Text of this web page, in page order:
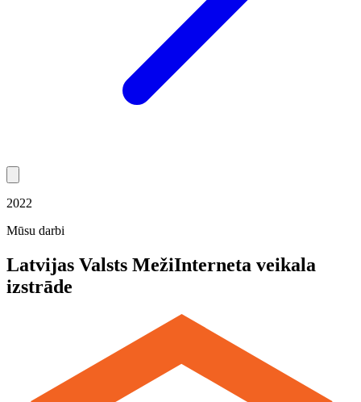
2022
Mūsu darbi
Latvijas Valsts MežiInterneta veikala
izstrāde